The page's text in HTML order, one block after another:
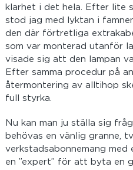
klarhet i det hela. Efter lite
stod jag med lyktan i
den där förtretliga
som var monterad utanför
visade sig att den lampan
Efter samma procedur på
återmontering av alltihop
full styrka.
Nu kan man ju ställa sig
behövas en vänlig granne,
verkstadsabonnemang med
en ”expert” för att byta en